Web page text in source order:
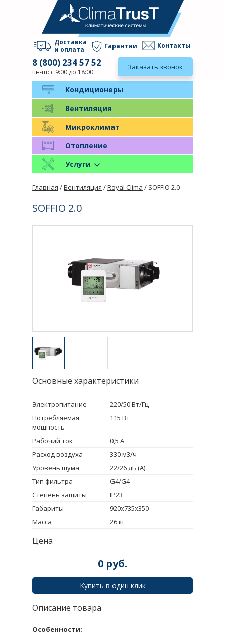
Доставка
и оплата
Гарантии Контакты
8 (800) 234 57 52
пн-пт: с 9:00 до 18:00
Заказать звонок
Кондиционеры
Вентиляция
Микроклимат
Отопление
Услуги
Главная /Вентиляция /Royal Clima / SOFFIO 2.0
SOFFIO 2.0
Основные характеристики
Электропитание
220/50 Вт/Гц
Потребляемая
мощность
115 Вт
Рабочий ток
0,5 А
Расход воздуха
330 м3/ч
Уровень шума
22/26 дБ (А)
Тип фильтра
G4/G4
Степень защиты
IP23
Габариты
920х735х350
Масса
26 кг
Цена
0 руб.
Купить в один клик
Описание товара
Особенности: